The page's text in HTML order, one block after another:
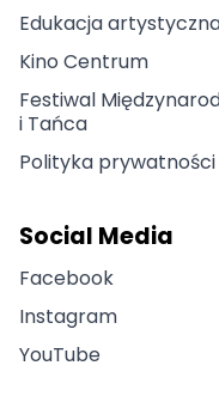
Edukacja
Kino Centrum
Festiwal
i Tańca
Polityka prywatności
Social Media
Facebook
Instagram
YouTube